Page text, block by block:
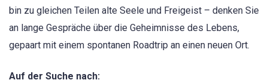
bin zu gleichen Teilen alte Seele und Freigeist – denken Sie
an lange Gespräche über die Geheimnisse des Lebens,
gepaart mit einem spontanen Roadtrip an einen neuen Ort.
Auf der Suche nach: